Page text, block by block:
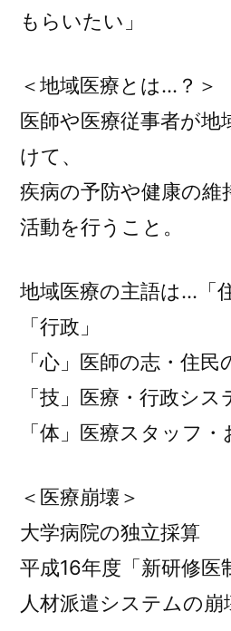
もらいたい」
＜地域医療とは…？＞
医師や医療従事者が地
けて、
疾病の予防や健康の維
活動を行うこと。
地域医療の主語は…「
「行政」
「心」医師の志・住民
「技」医療・行政シス
「体」医療スタッフ・
＜医療崩壊＞
大学病院の独立採算
平成16年度「新研修
人材派遣システムの崩